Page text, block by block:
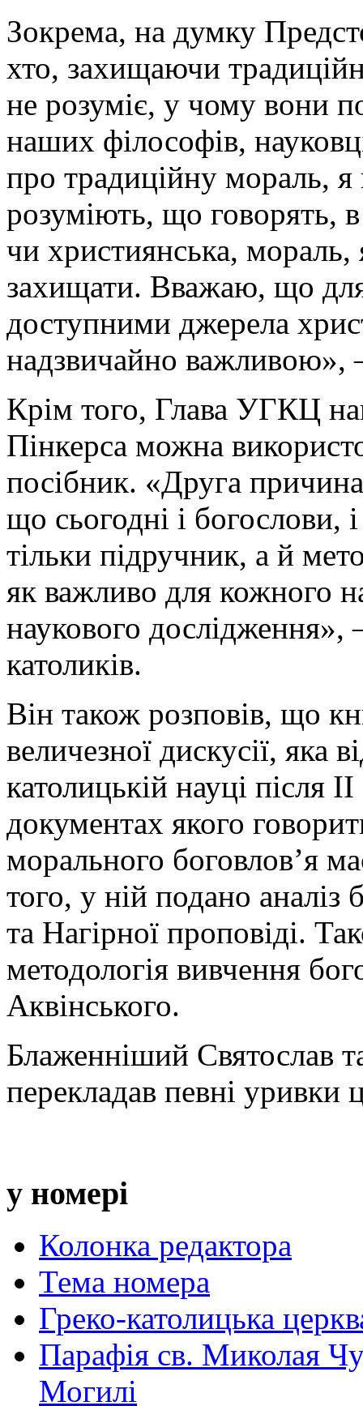
Зокрема, на думку
хто, захищаючи
не розуміє, у чому вони
наших філософів,
про традиційну мораль,
розуміють, що говорять,
чи християнська,
захищати. Вважаю, що
доступними джерела
надзвичайно важливою»,
Крім того, Глава УГКЦ
Пінкерса можна
посібник. «Друга
що сьогодні і
тільки підручник, а й
як важливо для кожного
наукового дослідження»,
католиків.
Він також розповів, що
величезної дискусії, яка
католицькій науці після
документах якого
морального боговлов’я
того, у ній подано аналіз
та Нагірної проповіді.
методологія вивчення
Аквінського.
Блаженніший Святослав
перекладав певні уривки
у номері
Колонка редактора
Тема номера
Греко-католицька
Парафія св. Миколая
Могилі